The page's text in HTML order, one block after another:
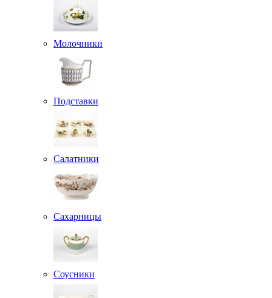
Молочники
Подставки
Салатники
Сахарницы
Соусники